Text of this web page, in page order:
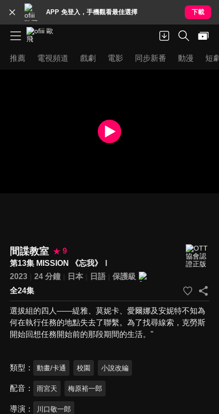
APP 免登入，手機觀看最佳選擇 下載
推薦 電視頻道 戲劇 電影 同步新番 動漫 短
間諜教室
9
第13集 MISSION 《忘我》Ⅰ
2023
24 分鐘 日本 日語
保護級
全24集
選拔組的四人——緹雅、莫妮卡、愛爾娜及安妮特不知為
何在執行任務的地點失去了聯繫。為了找尋線索，克勞斯
開始回想任務開始前的那段期間的生活。"
類型 動畫/卡通 校園 小說改編
配音 雨宮天 梅原裕一郎
導演 川口敬一郎